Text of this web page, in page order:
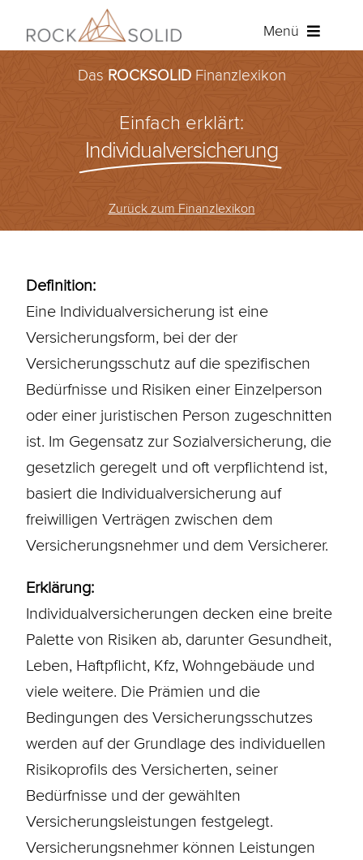
Inhalt
Menü
Baufinanzierung
Ratenkredit
Über ROCKSOLID
Kundenportal
Das ROCKSOLIDFinanzlexikon
Einfach erklärt:
Individualversicherung
Zurück zum Finanzlexikon
Definition:
Eine Individualversicherung ist eine
Versicherungsform, bei der der
Versicherungsschutz auf die spezifischen
Bedürfnisse und Risiken einer Einzelperson
oder einer juristischen Person zugeschnitten
ist. Im Gegensatz zur Sozialversicherung, die
gesetzlich geregelt und oft verpflichtend ist,
basiert die Individualversicherung auf
freiwilligen Verträgen zwischen dem
Versicherungsnehmerund dem Versicherer.
Erklärung:
Individualversicherungen decken eine breite
Palette von Risiken ab, darunter Gesundheit,
Leben, Haftpflicht, Kfz, Wohngebäude und
viele weitere. Die Prämien und die
Bedingungen des Versicherungsschutzes
werden auf der Grundlage des individuellen
Risikoprofils des Versicherten, seiner
Bedürfnisse und der gewählten
Versicherungsleistungen festgelegt.
Versicherungsnehmerkönnen Leistungen